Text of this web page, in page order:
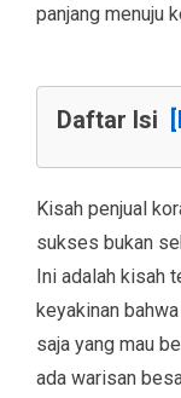
panjang menuju
Daftar Isi
Kisah penjual
sukses bukan
Ini adalah kisah
keyakinan
saja yang mau
ada warisan